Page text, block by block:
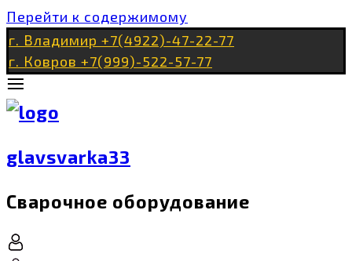
Перейти к содержимому
г. Владимир +7(4922)-47-22-77
г. Ковров +7(999)-522-57-77
glavsvarka33
Сварочное оборудование